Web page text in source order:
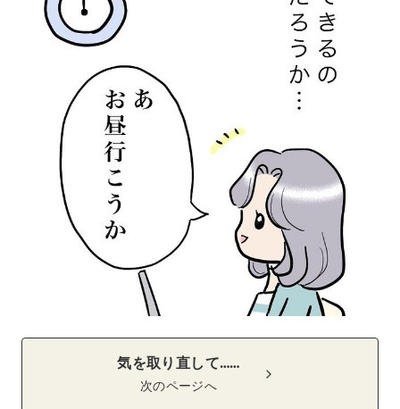
気を取り直して……
次のページへ